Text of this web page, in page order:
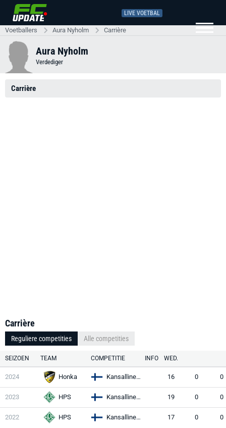
LIVE VOETBAL
Voetballers Aura Nyholm Carrière
Aura Nyholm
Verdediger
Carrière
Carrière
Reguliere competities Alle competities
SEIZOEN TEAM COMPETITIE INFO WED.
2024 Honka Kansallinen Liiga 16 0 0
2023 HPS Kansallinen Liiga 19 0 0
2022 HPS Kansallinen Liiga 17 0 0